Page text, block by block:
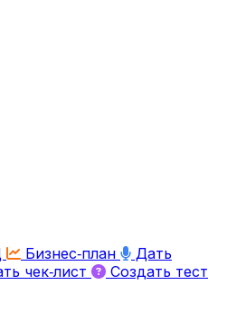
Бизнес‑план
Дать
чек‑лист Создать тест